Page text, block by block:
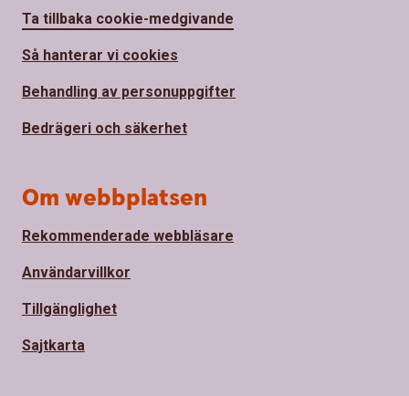
Ta tillbaka cookie-medgivande
Så hanterar vi cookies
Behandling av personuppgifter
Bedrägeri och säkerhet
Om webbplatsen
Rekommenderade webbläsare
Användarvillkor
Tillgänglighet
Sajtkarta